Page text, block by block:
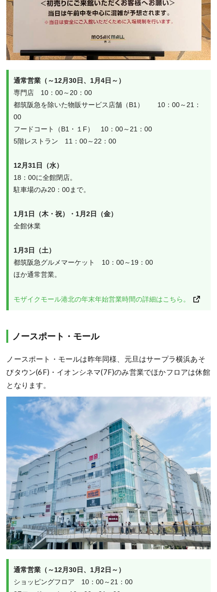
通常営業（～12月30日、1月4日～）
専門店　10：00～20：00
都筑阪急を除いた物販サービス店舗（B1）　　10：00～21：
00
フードコート（B1・１F）　10：00～21：00
5階レストラン　11：00～22：00
12月31日（水）
18：00に全館閉店。
駐車場のみ20：00まで。
1月1日（木・祝）・1月2日（金）
全館休業
1月3日（土）
都筑阪急グルメマーケット　10：00～19：00
ほか通常営業。
モザイクモール港北の年末年始営業時間の詳細はこちら。
ノースポート・モール
ノースポート・モールは昨年同様、元旦はサープラ横浜あそ
びタウン(6F)・イオンシネマ(7F)のみ営業でほかフロアは休館
となります。
通常営業（～12月30日、1月2日～）
ショッピングフロア　10：00～21：00